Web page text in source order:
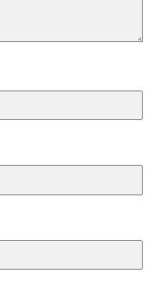
allem mit